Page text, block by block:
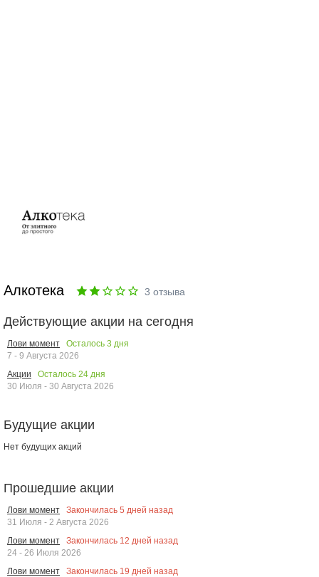
Алкотека 3 отзыва
Действующие акции на сегодня
Лови момент Осталось 3 дня
7 - 9 Августа 2026
Акции
Осталось 24 дня
30 Июля - 30 Августа 2026
Будущие акции
Нет будущих акций
Прошедшие акции
Лови момент Закончилась 5 дней назад
31 Июля - 2 Августа 2026
Лови момент
Закончилась 12 дней назад
24 - 26 Июля 2026
Лови момент
Закончилась 19 дней назад